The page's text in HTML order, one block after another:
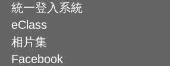
統一登入系統
eClass
相片集
Facebook